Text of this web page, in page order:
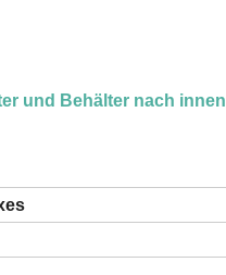
und Behälter nach innen